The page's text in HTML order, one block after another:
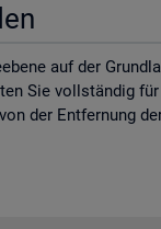
auf der
Sie voll­stän­dig für
der Ent­fer­nung